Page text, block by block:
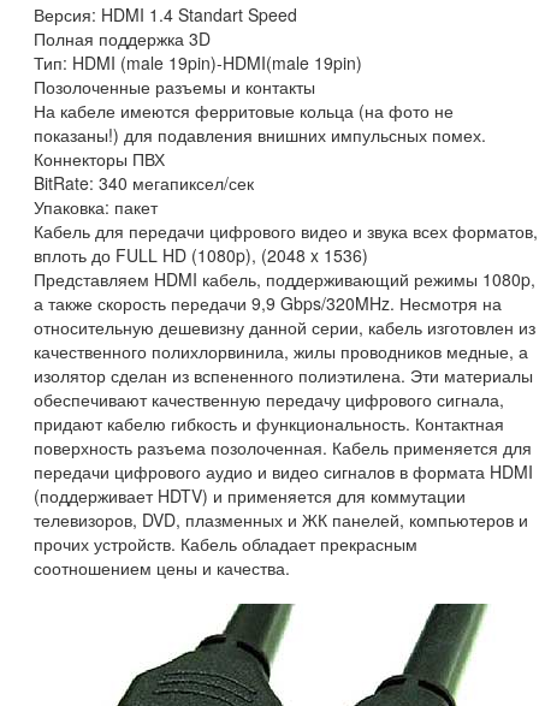
Версия: HDMI 1.4 Standart Speed
Полная поддержка 3D
Тип: HDMI (male 19pin)-HDMI(male 19pin)
Позолоченные разъемы и контакты
На кабеле имеются ферритовые кольца (на фото не
показаны!) для подавления внишних импульсных помех.
Коннекторы ПВХ
BitRate: 340 мегапиксел/сек
Упаковка: пакет
Кабель для передачи цифрового видео и звука всех форматов,
вплоть до FULL HD (1080p), (2048 x 1536)
Представляем HDMI кабель, поддерживающий режимы 1080p,
а также скорость передачи 9,9 Gbps/320MHz. Несмотря на
относительную дешевизну данной серии, кабель изготовлен из
качественного полихлорвинила, жилы проводников медные, а
изолятор сделан из вспененного полиэтилена. Эти материалы
обеспечивают качественную передачу цифрового сигнала,
придают кабелю гибкость и функциональность. Контактная
поверхность разъема позолоченная. Кабель применяется для
передачи цифрового аудио и видео сигналов в формата HDMI
(поддерживает HDTV) и применяется для коммутации
телевизоров, DVD, плазменных и ЖК панелей, компьютеров и
прочих устройств. Кабель обладает прекрасным
соотношением цены и качества.